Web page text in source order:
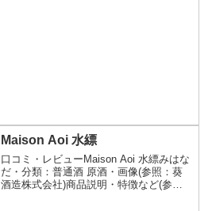
Maison Aoi 水縹
口コミ・レビューMaison Aoi 水縹みはな
だ・分類：普通酒 原酒・画像(参照：葵
酒造株式会社)商品説明・特徴など(参